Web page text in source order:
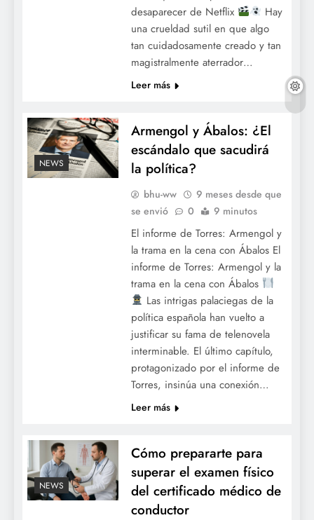
desaparecer de Netflix
Hay
una crueldad sutil en que algo
tan cuidadosamente creado y tan
magistralmente aterrador…
Leer más
NEWS
Armengol y Ábalos: ¿El
escándalo que sacudirá
la política?
bhu-ww
9 meses desde que
se envió
0 9 minutos
El informe de Torres: Armengol y
la trama en la cena con Ábalos El
informe de Torres: Armengol y la
trama en la cena con Ábalos
Las intrigas palaciegas de la
política española han vuelto a
justificar su fama de telenovela
interminable. El último capítulo,
protagonizado por el informe de
Torres, insinúa una conexión…
Leer más
NEWS
Cómo prepararte para
superar el examen físico
del certificado médico de
conductor